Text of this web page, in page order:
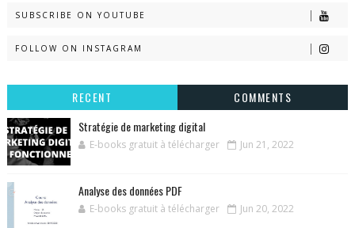
SUBSCRIBE ON YOUTUBE
FOLLOW ON INSTAGRAM
RECENT
COMMENTS
Stratégie de marketing digital
E-books gratuit à télécharger Jun 21, 2022
Analyse des données PDF
E-books gratuit à télécharger Jun 20, 2022